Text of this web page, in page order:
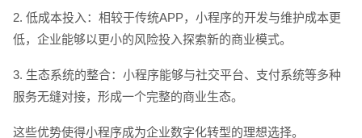
2. 低成本投入：相较于传统APP，小程序的开发与维护成本更
低，企业能够以更小的风险投入探索新的商业模式。
3. 生态系统的整合：小程序能够与社交平台、支付系统等多种
服务无缝对接，形成一个完整的商业生态。
这些优势使得小程序成为企业数字化转型的理想选择。